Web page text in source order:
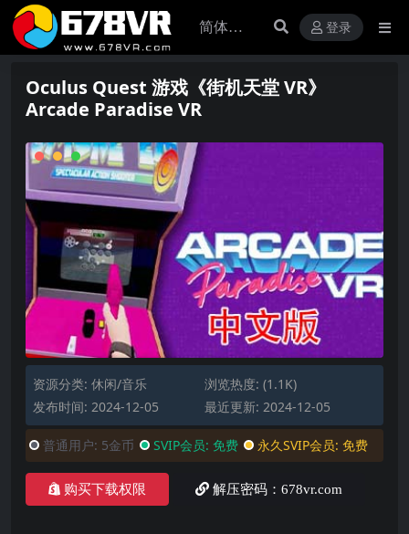
登录
Oculus Quest 游戏《街机天堂 VR》
Arcade Paradise VR
资源分类: 休闲/音乐
浏览热度: (1.1K)
发布时间: 2024-12-05
最近更新: 2024-12-05
普通用户: 5金币 SVIP会员: 免费 永久SVIP会员: 免费
购买下载权限 解压密码：678vr.com